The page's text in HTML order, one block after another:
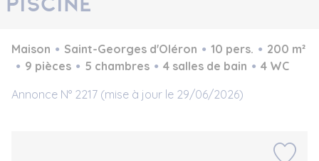
Maison Saint-Georges d'Oléron 10 pers.
200 m²
9 pièces
5 chambres 4 salles de bain
4 WC
Annonce N° 2217 (mise à jour le 29/06/2026)